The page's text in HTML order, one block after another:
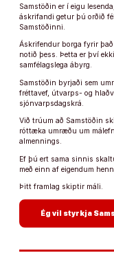
Samstöðin er í eigu
áskrifandi getur þú orðið
Samstöðinni.
Áskrifendur borga fyrir
notið þess. Þetta er því
samfélagslega ábyrg.
Samstöðin byrjaði sem
fréttavef, útvarps- og
sjónvarpsdagskrá.
Við trúum að Samstöðin
róttæka umræðu um
almennings.
Ef þú ert sama sinnis
með einn af eigendum
Þitt framlag skiptir máli.
Ég vil styrkja